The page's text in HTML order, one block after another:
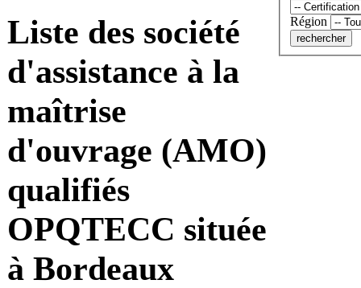
Liste des société
d'assistance à la
maîtrise
d'ouvrage (AMO)
qualifiés
OPQTECC située
à Bordeaux
Région